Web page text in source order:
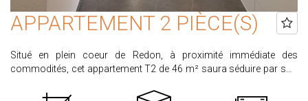
APPARTEMENT 2 PIÈCE(S)
Situé en plein coeur de Redon, à proximité immédiate des
commodités, cet appartement T2 de 46 m² saura séduire par son
vous découvrez un espace fonctionnel avec placard, menant à